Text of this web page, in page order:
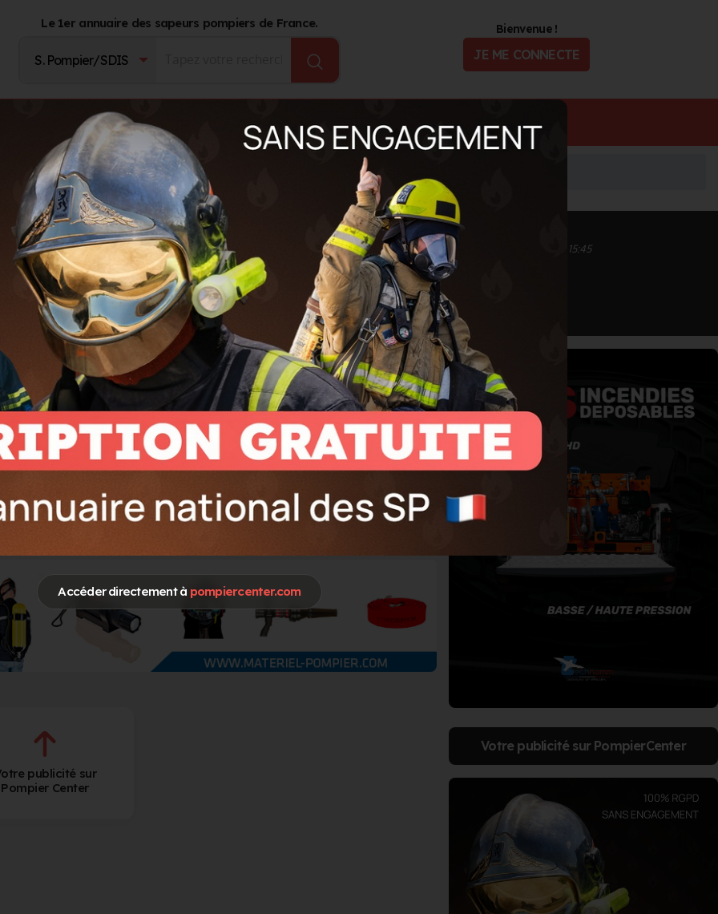
Accéder directement à pompiercenter.com
Le 1er annuaire des sapeurs pompiers de France. Bienvenue !
JE ME CONNECTE
Catalogue Produits Journal d'actualité Offres d'Emploi
Inscrit depuis le 25/09/2020 à 15:45
Informations mises à jour le 25/09/2020 à 15:45
publicité sur
Pompier Center
Votre publicité sur PompierCenter